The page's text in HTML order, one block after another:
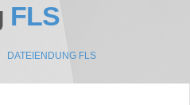
FLS
DATEIENDUNG FLS